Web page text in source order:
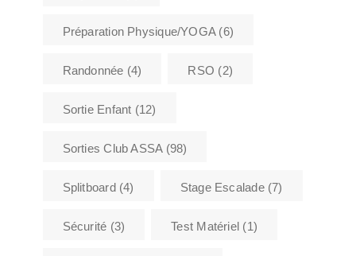
Préparation Physique/YOGA(6)
Randonnée (4) RSO (2)
Sortie Enfant (12)
Sorties Club ASSA(98)
Splitboard(4) Stage Escalade(7)
Sécurité (3) Test Matériel (1)